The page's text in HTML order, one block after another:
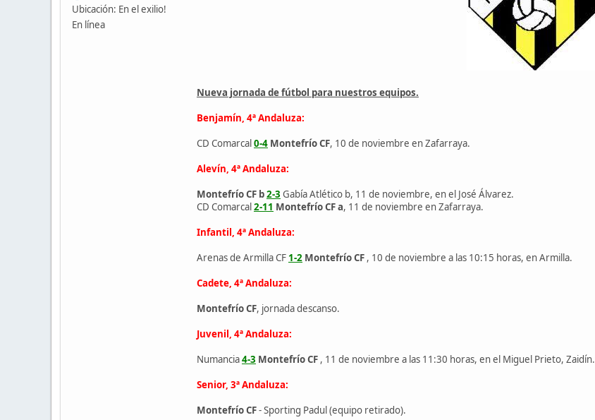
Ubicación: En el exilio!
En línea
Nueva jornada de fútbol para nuestros equipos.
Benjamín, 4ª Andaluza:
CD Comarcal0-4 Montefrío CF, 10 de noviembre en Zafarraya.
Alevín, 4ª Andaluza:
Montefrío CF b2-3 Gabía Atlético b, 11 de noviembre, en el José Álvarez.
CD Comarcal2-11 Montefrío CF a, 11 de noviembre en Zafarraya.
Infantil, 4ª Andaluza:
Arenas de Armilla CF 1-2 Montefrío CF , 10 de noviembre a las 10:15 horas, en Armilla.
Cadete, 4ª Andaluza:
Montefrío CF, jornada descanso.
Juvenil, 4ª Andaluza:
Numancia4-3 Montefrío CF , 11 de noviembre a las 11:30 horas, en el Miguel Prieto, Zaidín.
Senior, 3ª Andaluza:
Montefrío CF- Sporting Padul (equipo retirado).